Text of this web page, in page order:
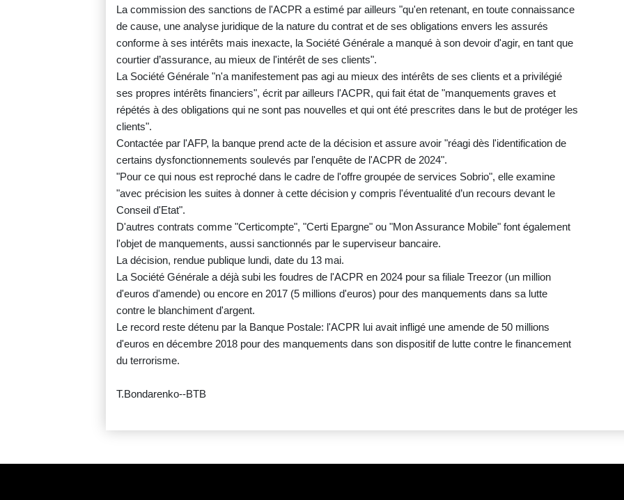
La commission des sanctions de l'ACPR a estimé par ailleurs "qu'en retenant, en toute connaissance
de cause, une analyse juridique de la nature du contrat et de ses obligations envers les assurés
conforme à ses intérêts mais inexacte, la Société Générale a manqué à son devoir d'agir, en tant que
courtier d’assurance, au mieux de l'intérêt de ses clients".
La Société Générale "n'a manifestement pas agi au mieux des intérêts de ses clients et a privilégié
ses propres intérêts financiers", écrit par ailleurs l'ACPR, qui fait état de "manquements graves et
répétés à des obligations qui ne sont pas nouvelles et qui ont été prescrites dans le but de protéger les
clients".
Contactée par l'AFP, la banque prend acte de la décision et assure avoir "réagi dès l'identification de
certains dysfonctionnements soulevés par l'enquête de l'ACPR de 2024".
"Pour ce qui nous est reproché dans le cadre de l'offre groupée de services Sobrio", elle examine
"avec précision les suites à donner à cette décision y compris l'éventualité d’un recours devant le
Conseil d'Etat".
D'autres contrats comme "Certicompte", "Certi Epargne" ou "Mon Assurance Mobile" font également
l'objet de manquements, aussi sanctionnés par le superviseur bancaire.
La décision, rendue publique lundi, date du 13 mai.
La Société Générale a déjà subi les foudres de l'ACPR en 2024 pour sa filiale Treezor (un million
d'euros d'amende) ou encore en 2017 (5 millions d'euros) pour des manquements dans sa lutte
contre le blanchiment d'argent.
Le record reste détenu par la Banque Postale: l'ACPR lui avait infligé une amende de 50 millions
d'euros en décembre 2018 pour des manquements dans son dispositif de lutte contre le financement
du terrorisme.
T.Bondarenko--BTB